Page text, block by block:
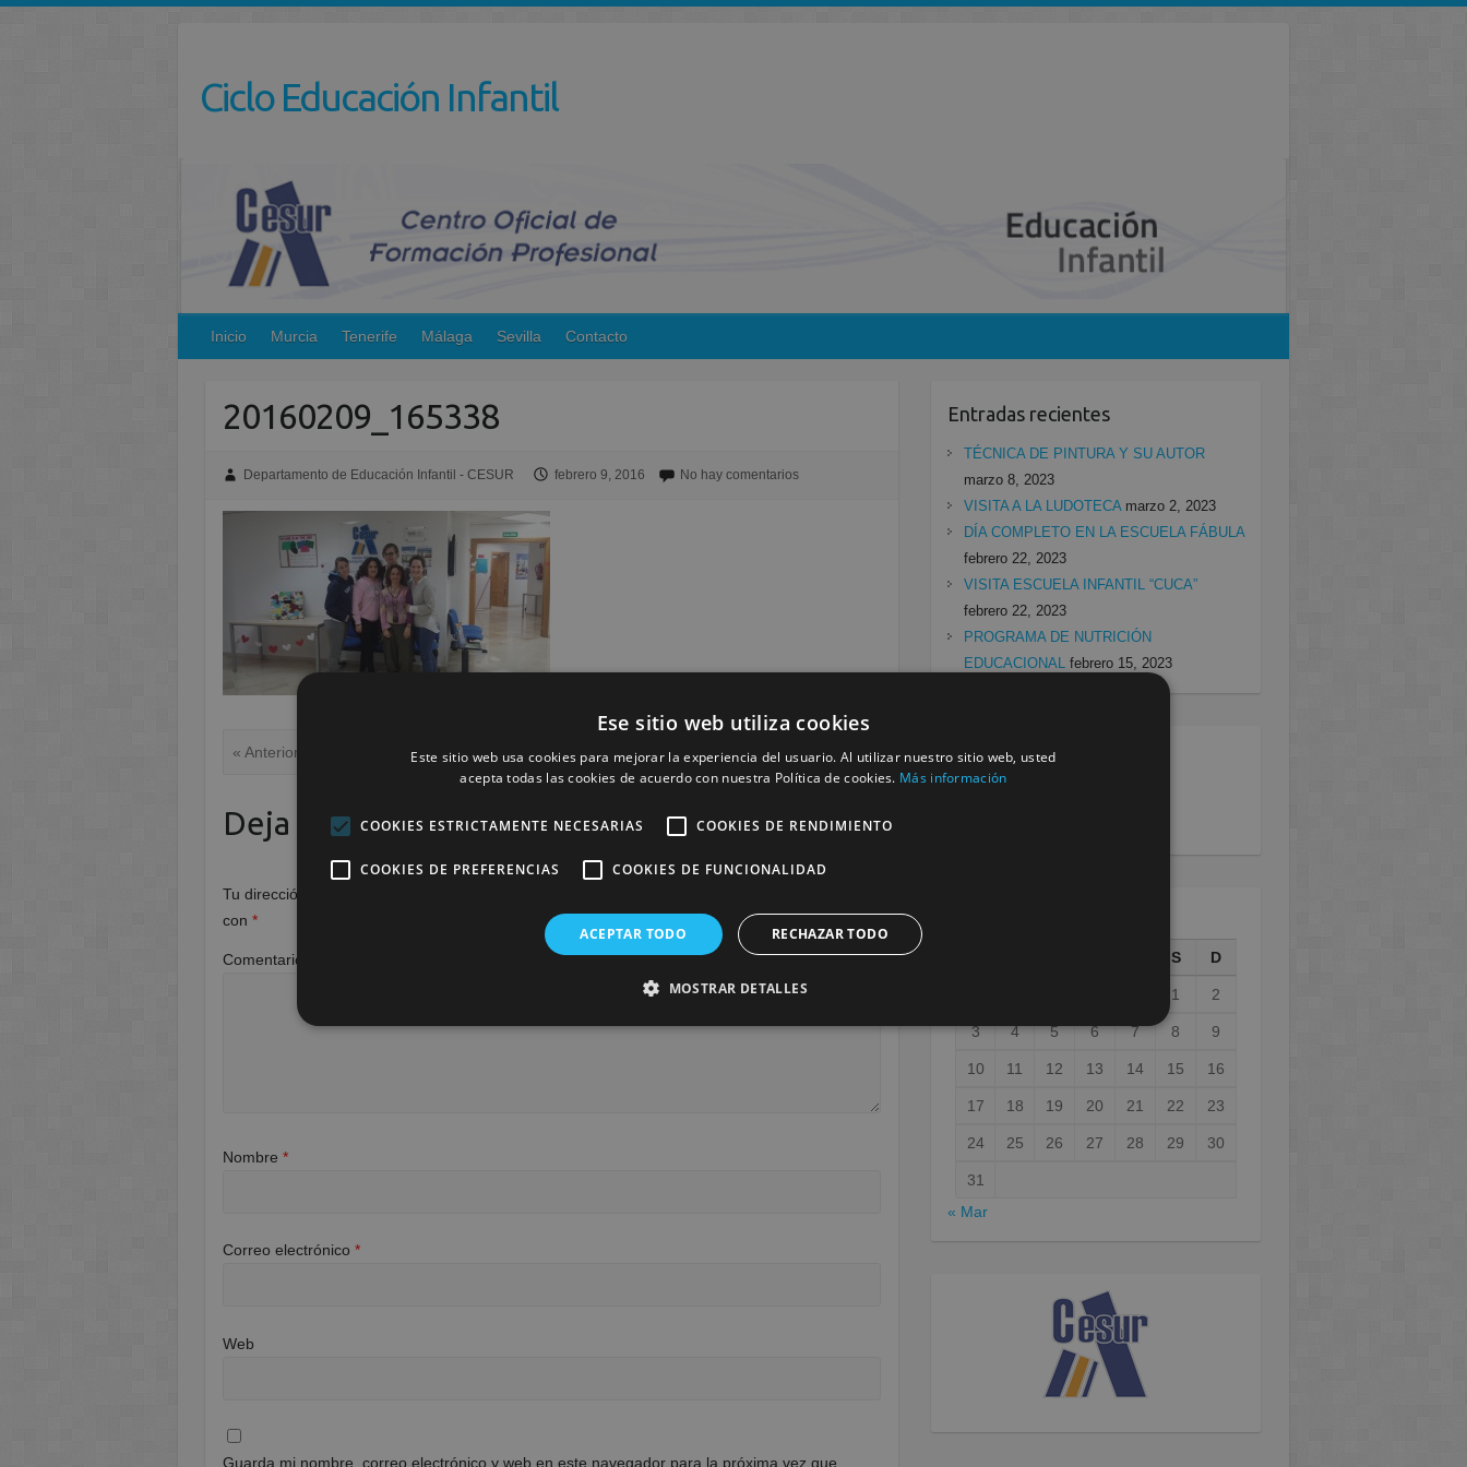
Ciclo Educación Infantil
Inicio Murcia Tenerife Málaga Sevilla Contacto
20160209_165338
Departamento de Educación Infantil - CESUR febrero 9, 2016 No hay comentarios
« Anterior Siguiente »
Deja una respuesta
Tu dirección de correo electrónico no será publicada.
con*
Comentario
Nombre*
Correo electrónico*
Web
Guarda mi nombre, correo electrónico y web en este navegador para la próxima vez que
Entradas recientes
TÉCNICA DE PINTURA Y SU AUTOR
marzo 8, 2023
VISITA A LA LUDOTECA marzo 2, 2023
DÍA COMPLETO EN LA ESCUELA FÁBULA
febrero 22, 2023
VISITA ESCUELA INFANTIL “CUCA”
febrero 22, 2023
PROGRAMA DE NUTRICIÓN
EDUCACIONAL febrero 15, 2023
Categorias
S D
1 2
3 4 5 6 7 8 9
10 11 12 13 14 15 16
17 18 19 20 21 22 23
24 25 26 27 28 29 30
31
« Mar
Ese sitio web utiliza cookies
Este sitio web usa cookies para mejorar la experiencia del usuario. Al utilizar nuestro sitio web, usted
acepta todas las cookies de acuerdo con nuestra Política de cookies. Más información
COOKIES ESTRICTAMENTE NECESARIAS COOKIES DE RENDIMIENTO
COOKIES DE PREFERENCIAS COOKIES DE FUNCIONALIDAD
ACEPTAR TODO RECHAZAR TODO
MOSTRAR DETALLES